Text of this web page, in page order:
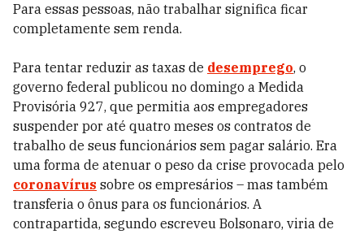
Para essas pessoas, não trabalhar significa ficar
completamente sem renda.
Para tentar reduzir as taxas de desemprego, o
governo federal publicou no domingo a Medida
Provisória 927, que permitia aos empregadores
suspender por até quatro meses os contratos de
trabalho de seus funcionários sem pagar salário. Era
uma forma de atenuar o peso da crise provocada pelo
coronavírus sobre os empresários – mas também
transferia o ônus para os funcionários. A
contrapartida, segundo escreveu Bolsonaro, viria de